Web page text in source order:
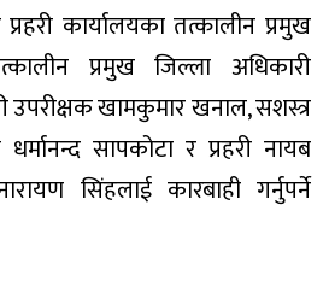
कार्यालयका तत्कालीन प्रमुख
प्रमुख जिल्ला अधिकारी
उपरीक्षक खामकुमार खनाल, सशस्त्र
सापकोटा र प्रहरी नायब
सिंहलाई कारबाही गर्नुपर्ने